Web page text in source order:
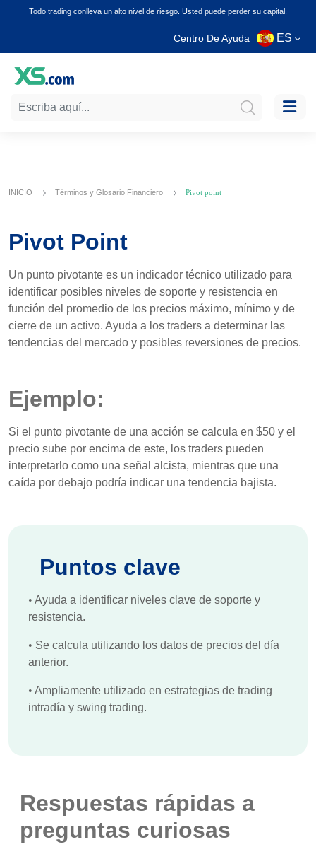
Todo trading conlleva un alto nivel de riesgo. Usted puede perder su capital.
Centro De Ayuda ES
INICIO Términos y Glosario Financiero Pivot point
Pivot Point
Un punto pivotante es un indicador técnico utilizado para
identificar posibles niveles de soporte y resistencia en
función del promedio de los precios máximo, mínimo y de
cierre de un activo. Ayuda a los traders a determinar las
tendencias del mercado y posibles reversiones de precios.
Ejemplo:
Si el punto pivotante de una acción se calcula en $50 y el
precio sube por encima de este, los traders pueden
interpretarlo como una señal alcista, mientras que una
caída por debajo podría indicar una tendencia bajista.
Puntos clave
• Ayuda a identificar niveles clave de soporte y
resistencia.
• Se calcula utilizando los datos de precios del día
anterior.
• Ampliamente utilizado en estrategias de trading
intradía y swing trading.
Respuestas rápidas a
preguntas curiosas